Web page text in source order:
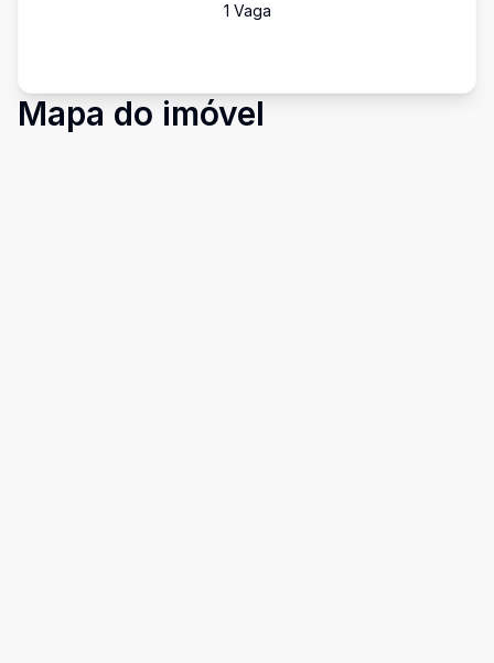
1 Vaga
Mapa do imóvel